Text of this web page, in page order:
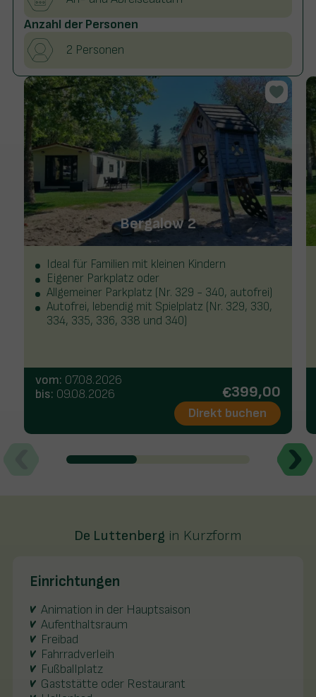
Anzahl der Personen
2 Personen
Bergalow 2
Ideal für Familien mit kleinen Kindern
Eigener Parkplatz oder
Allgemeiner Parkplatz (Nr. 329 - 340, autofrei)
Autofrei, lebendig mit Spielplatz (Nr. 329, 330,
334, 335, 336, 338 und 340)
vom: 07.08.2026
bis: 09.08.2026 399,00
Direkt buchen
De Luttenberg in Kurzform
Einrichtungen
Animation in der Hauptsaison
Aufenthaltsraum
Freibad
Fahrradverleih
Fußballplatz
Gaststätte oder Restaurant